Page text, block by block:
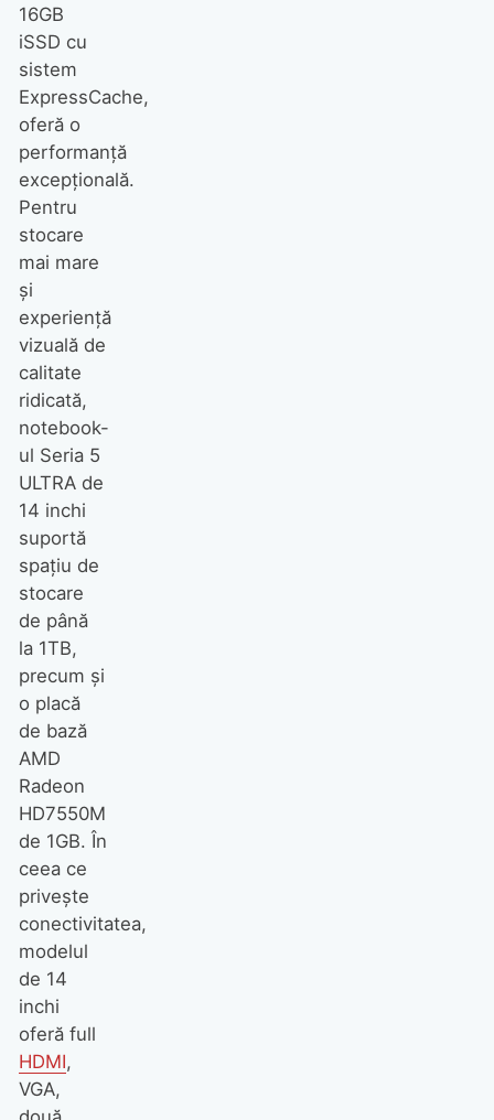
16GB
iSSD cu
sistem
ExpressCache,
oferă o
performanţă
excepţională.
Pentru
stocare
mai mare
şi
experienţă
vizuală de
calitate
ridicată,
notebook-
ul Seria 5
ULTRA de
14 inchi
suportă
spaţiu de
stocare
de până
la 1TB,
precum şi
o placă
de bază
AMD
Radeon
HD7550M
de 1GB. În
ceea ce
priveşte
conectivitatea,
modelul
de 14
inchi
oferă full
HDMI,
VGA,